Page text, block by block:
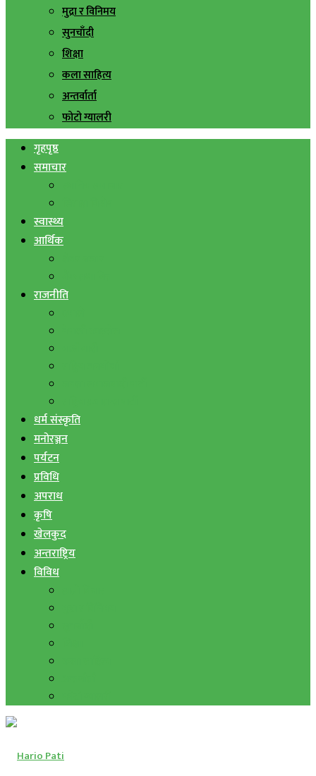
मुद्रा र विनिमय
सुनचाँदी
शिक्षा
कला साहित्य
अन्तर्वार्ता
फोटो ग्यालरी
गृहपृष्ठ
समाचार
स्वास्थ्य
आर्थिक
राजनीति
धर्म संस्कृति
मनोरञ्जन
पर्यटन
प्रविधि
अपराध
कृषि
खेलकुद
अन्तराष्ट्रिय
विविध